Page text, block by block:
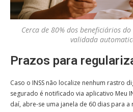
Cerca de 80% dos beneficiários
validada
Prazos para
Caso o INSS não localize nenhum rastro
segurado é notificado via aplicativo Meu
daí, abre-se uma janela de 60 dias para a